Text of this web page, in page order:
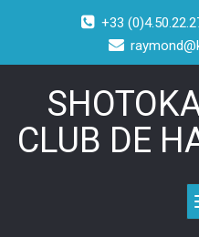
+33
CLUB DE